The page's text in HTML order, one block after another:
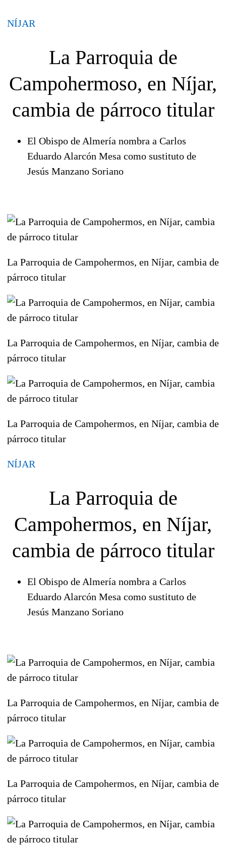
NÍJAR
La Parroquia de
Campohermoso, en Níjar,
cambia de párroco titular
El Obispo de Almería nombra a Carlos
Eduardo Alarcón Mesa como sustituto de
Jesús Manzano Soriano
La Parroquia de Campohermos, en Níjar, cambia de
párroco titular
La Parroquia de Campohermos, en Níjar, cambia de
párroco titular
La Parroquia de Campohermos, en Níjar, cambia de
párroco titular
NÍJAR
La Parroquia de
Campohermos, en Níjar,
cambia de párroco titular
El Obispo de Almería nombra a Carlos
Eduardo Alarcón Mesa como sustituto de
Jesús Manzano Soriano
La Parroquia de Campohermos, en Níjar, cambia de
párroco titular
La Parroquia de Campohermos, en Níjar, cambia de
párroco titular